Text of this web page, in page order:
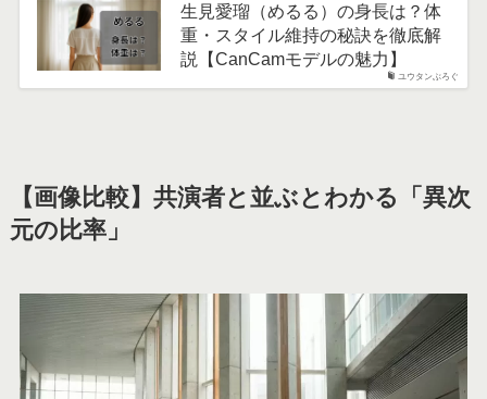
ユウタンぶろぐ
生見愛瑠（めるる）の身長は？体
重・スタイル維持の秘訣を徹底解
説【CanCamモデルの魅力】
【画像比較】共演者と並ぶとわかる「異次
元の比率」